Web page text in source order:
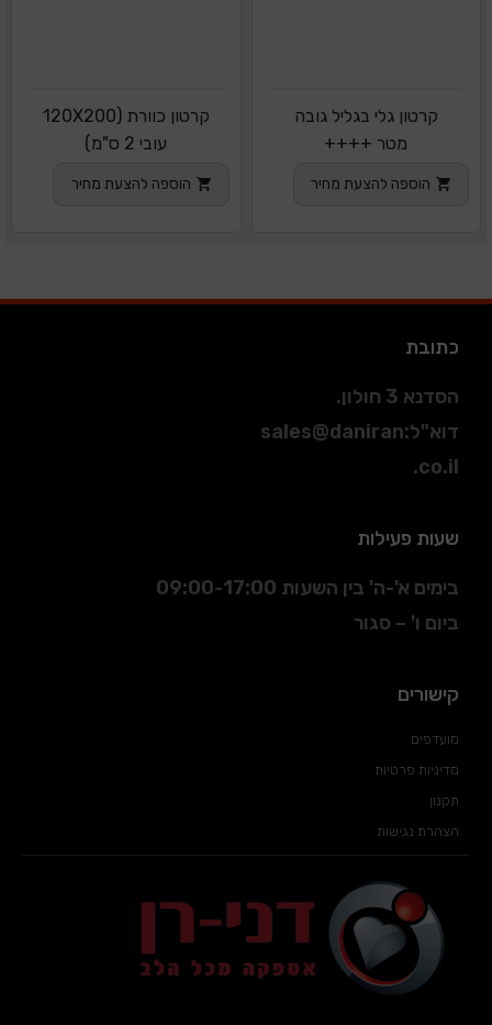
קרטון גלי בגליל גובה
מטר ++++
הוספה להצעת מחיר
קרטון כוורת (120X200
עובי 2 ס"מ)
הוספה להצעת מחיר
כתובת
הסדנא 3 חולון.
דוא"ל:
sales@daniran
.co.il
שעות פעילות
בימים א'-ה' בין השעות 09:00-17:00
ביום ו' – סגור
קישורים
מועדפים
מדיניות פרטיות
תקנון
הצהרת נגישות